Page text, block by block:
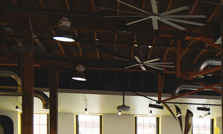
PHOTO ARCHITECTURE PORTFOLIO